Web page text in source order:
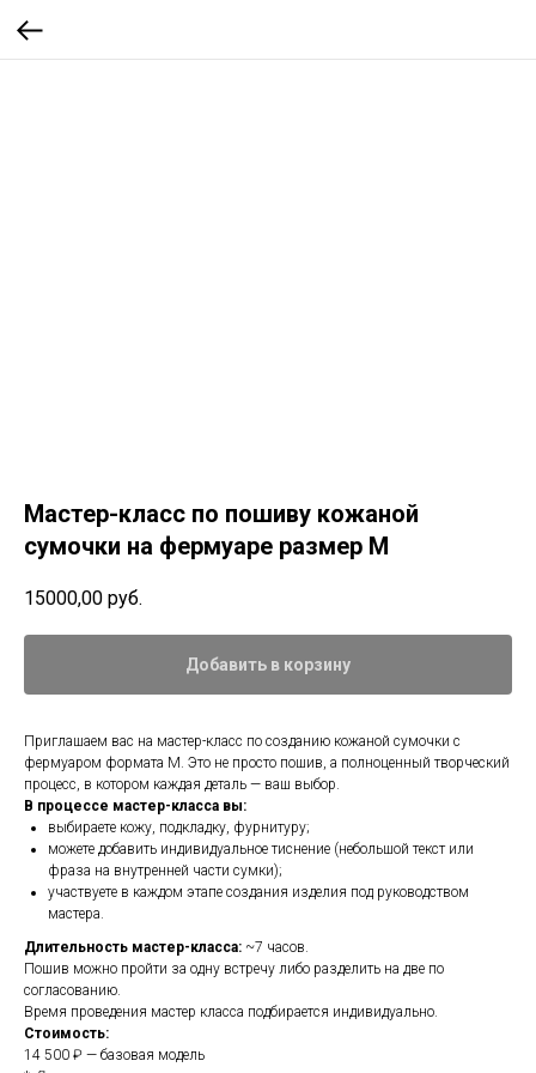
Мастер-класс по пошиву кожаной
сумочки на фермуаре размер M
15000,00 руб.
Добавить в корзину
Приглашаем вас на мастер-класс по созданию кожаной сумочки с
фермуаром формата M. Это не просто пошив, а полноценный творческий
процесс, в котором каждая деталь — ваш выбор.
В процессе мастер-класса вы:
выбираете кожу, подкладку, фурнитуру;
можете добавить индивидуальное тиснение (небольшой текст или
фраза на внутренней части сумки);
участвуете в каждом этапе создания изделия под руководством
мастера.
Длительность мастер-класса: ~7 часов.
Пошив можно пройти за одну встречу либо разделить на две по
согласованию.
Время проведения мастер класса подбирается индивидуально.
Стоимость:
14 500 ₽ — базовая модель